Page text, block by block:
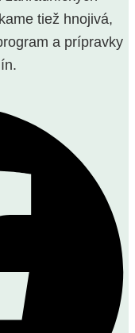
tiež hnojivá,
a prípravky